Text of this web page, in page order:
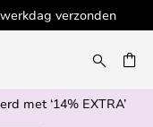
met ‘14% EXTRA’